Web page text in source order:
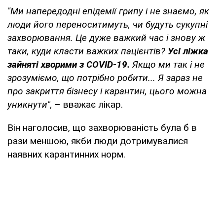
"Ми напередодні епідемії грипу і не знаємо, як
люди його переноситимуть, чи будуть сукупні
захворювання. Це дуже важкий час і знову ж
таки, куди класти важких пацієнтів? Усі ліжка
зайняті хворими з COVID-19. Якщо ми так і не
зрозуміємо, що потрібно робити... Я зараз не
про закриття бізнесу і карантин, цього можна
уникнути", – вважає лікар.
Він наголосив, що захворюваність була б в
рази меншою, якби люди дотримувалися
наявних карантинних норм.